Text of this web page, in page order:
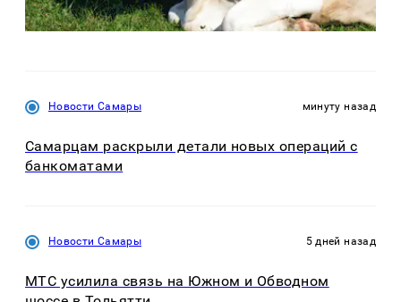
Новости Самары минуту назад
Самарцам раскрыли детали новых операций с
банкоматами
Новости Самары 5 дней назад
МТС усилила связь на Южном и Обводном